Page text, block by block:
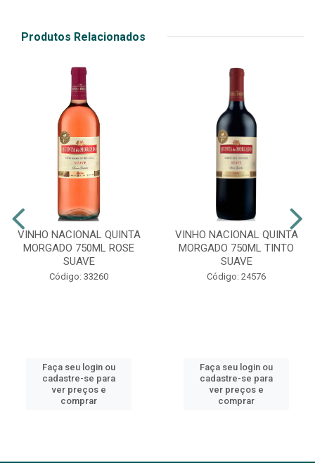
Produtos Relacionados
VINHO NACIONAL QUINTA
MORGADO 750ML ROSE
SUAVE
Código: 33260
Faça seu login ou
cadastre-se para
ver preços e
comprar
VINHO NACIONAL QUINTA
MORGADO 750ML TINTO
SUAVE
Código: 24576
Faça seu login ou
cadastre-se para
ver preços e
comprar